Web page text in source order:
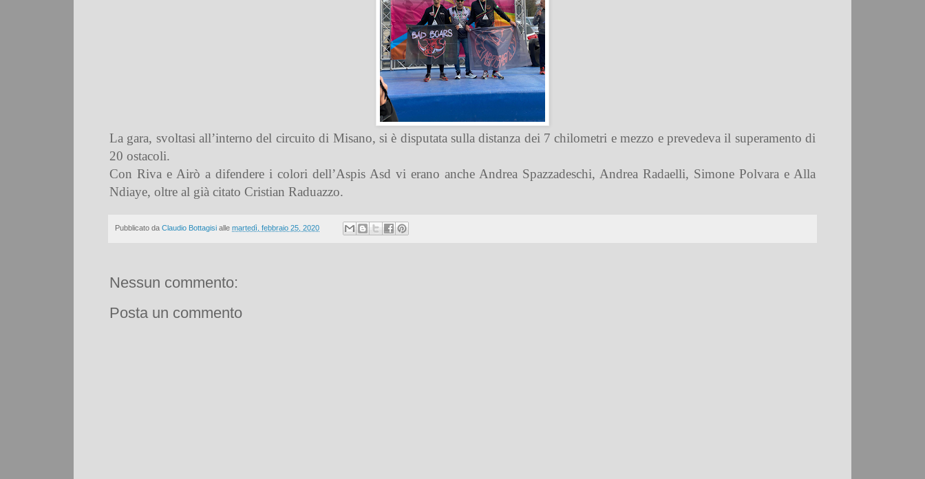
La gara, svoltasi all’interno del circuito di Misano, si è disputata sulla distanza dei 7 chilometri e mezzo e prevedeva il superamento di
20 ostacoli.
Con Riva e Airò a difendere i colori dell’Aspis Asd vi erano anche Andrea Spazzadeschi, Andrea Radaelli, Simone Polvara e Alla
Ndiaye, oltre al già citato Cristian Raduazzo.
Pubblicato da Claudio Bottagisi alle martedì, febbraio 25, 2020
Nessun commento:
Posta un commento